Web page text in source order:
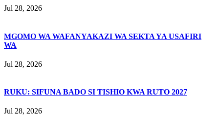
Jul 28, 2026
MGOMO WA WAFANYAKAZI WA SEKTA YA USAFIRI
WA
Jul 28, 2026
RUKU: SIFUNA BADO SI TISHIO KWA RUTO 2027
Jul 28, 2026